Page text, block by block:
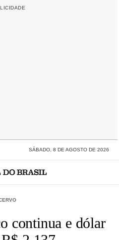
SÁBADO, 8 DE AGOSTO DE 2026
continua e dólar